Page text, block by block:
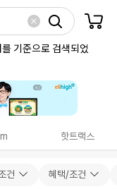
기준으로 검색되었
핫트랙스
건 혜택/조건